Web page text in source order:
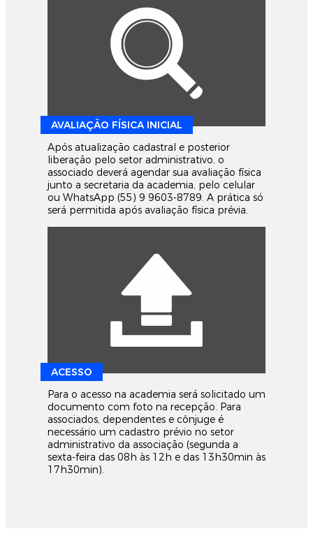
AVALIAÇÃO FÍSICA INICIAL
Após atualização cadastral e posterior
liberação pelo setor administrativo, o
associado deverá agendar sua avaliação física
junto a secretaria da academia, pelo celular
ou WhatsApp (55) 9 9603-8789. A prática só
será permitida após avaliação física prévia.
ACESSO
Para o acesso na academia será solicitado um
documento com foto na recepção. Para
associados, dependentes e cônjuge é
necessário um cadastro prévio no setor
administrativo da associação (segunda a
sexta-feira das 08h às 12h e das 13h30min às
17h30min).